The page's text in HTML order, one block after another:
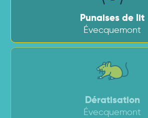
Punaises de lit
Évecquemont
Dératisation
Évecquemont